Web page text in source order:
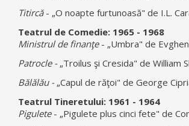
Titircă- „O noapte furtunoasă" de I.L.
Teatrul de Comedie: 1965 - 1968
Ministrul de finanţe- „Umbra" de
Patrocle -„Troilus şi Cresida" de William
Bălălău -„Capul de răţoi" de George
Teatrul Tineretului: 1961 - 1964
Pigulete- „Pigulete plus cinci fete" de